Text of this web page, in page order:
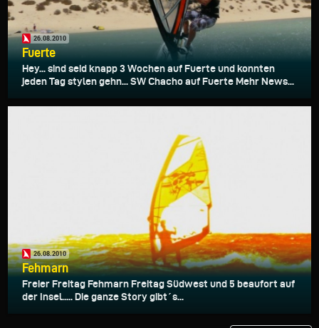
26.08.2010
Fuerte
Hey... sind seid knapp 3 Wochen auf Fuerte und konnten
jeden Tag stylen gehn... SW Chacho auf Fuerte Mehr News...
26.08.2010
Fehmarn
Freier Freitag Fehmarn Freitag Südwest und 5 beaufort auf
der Insel..... Die ganze Story gibt´s...